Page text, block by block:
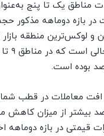
مناطق یک تا پنج
مذکور حجم معاملات در این
افت معاملات در قطب
بیشتر از میزان کاهش